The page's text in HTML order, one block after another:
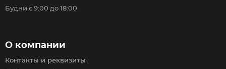
О компании
Контакты и реквизиты
Будни с 9:00 до 18:00